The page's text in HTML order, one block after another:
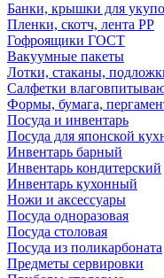
Банки, крышки для
Пленки, скотч, лента РР
Гофроящики ГОСТ
Вакуумные пакеты
Лотки, стаканы,
Салфетки
Формы, бумага,
Посуда и инвентарь
Посуда для японской
Инвентарь барный
Инвентарь кондитерский
Инвентарь кухонный
Ножи и аксессуары
Посуда одноразовая
Посуда столовая
Посуда из поликарбоната
Предметы сервировки